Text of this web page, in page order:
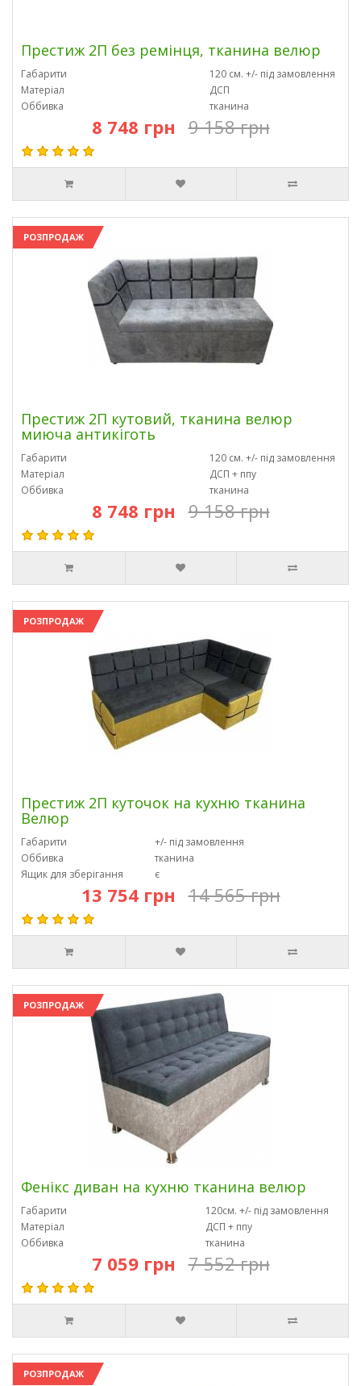
Престиж 2П без ремінця, тканина велюр
Габарити
120 см. +/- під замовлення
Матеріал
ДСП
Оббивка
тканина
8 748 грн 9 158 грн
РОЗПРОДАЖ
Престиж 2П кутовий, тканина велюр
миюча антикіготь
Габарити
120 см. +/- під замовлення
Матеріал
ДСП + ппу
Оббивка
тканина
8 748 грн 9 158 грн
РОЗПРОДАЖ
Престиж 2П куточок на кухню тканина
Велюр
Габарити
+/- під замовлення
Оббивка
тканина
Ящик для зберігання
є
13 754 грн 14 565 грн
РОЗПРОДАЖ
Фенікс диван на кухню тканина велюр
Габарити
120см. +/- під замовлення
Матеріал
ДСП + ппу
Оббивка
тканина
7 059 грн 7 552 грн
РОЗПРОДАЖ